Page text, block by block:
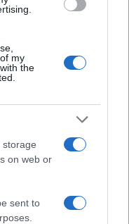
my
the
storage
on web or
sent to